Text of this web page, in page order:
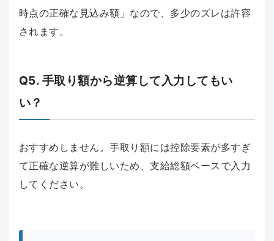
時点の正確な見込み額」なので、多少のズレは許容
されます。
Q5. 手取り額から逆算して入力してもい
い？
おすすめしません。手取り額には控除要素が多すぎ
て正確な逆算が難しいため、支給総額ベースで入力
してください。